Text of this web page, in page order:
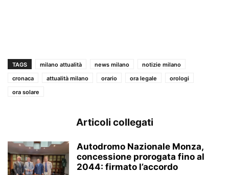
TAGS milano attualità news milano
notizie milano
cronaca
attualità milano orario ora legale
orologi
ora solare
Articoli collegati
Autodromo Nazionale Monza,
concessione prorogata fino al
2044: firmato l’accordo